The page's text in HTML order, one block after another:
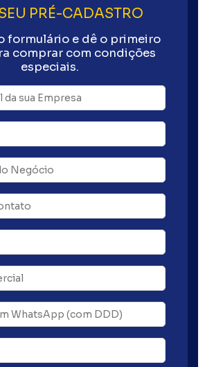
PRÉ-CADASTRO
formulário e dê o primeiro
comprar com condições
especiais.